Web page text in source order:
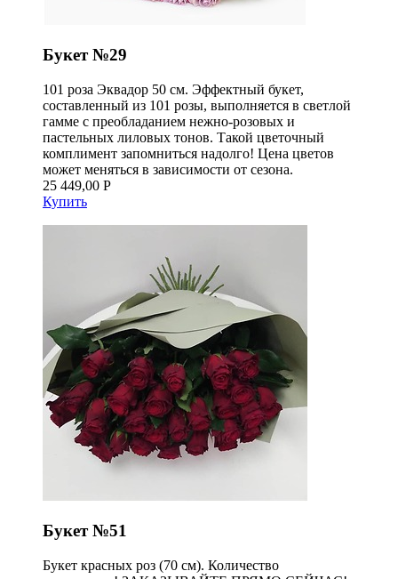
Букет №29
101 роза Эквадор 50 см. Эффектный букет,
составленный из 101 розы, выполняется в светлой
гамме с преобладанием нежно-розовых и
пастельных лиловых тонов. Такой цветочный
комплимент запомниться надолго! Цена цветов
может меняться в зависимости от сезона.
25 449,00 Р
Купить
Букет №51
Букет красных роз (70 см). Количество